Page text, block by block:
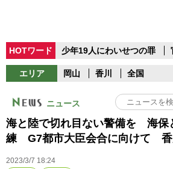
HOTワード 少年19人にわいせつの罪
エリア 岡山 香川 全国
ニュース
海と陸で切れ目ない警備を 海保
練 G7都市大臣会合に向けて 香
2023/3/7 18:24